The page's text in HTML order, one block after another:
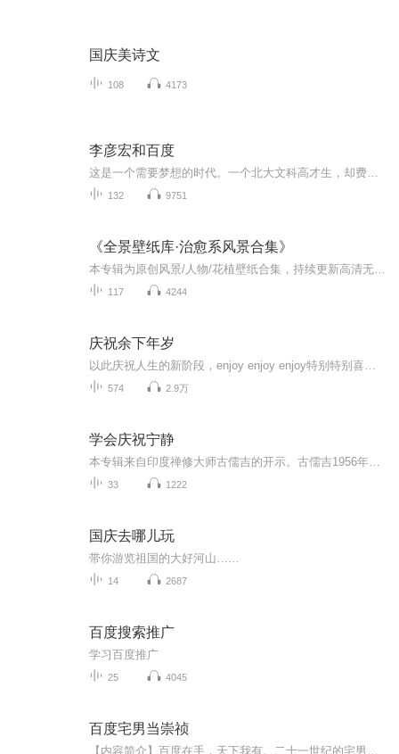
国庆美诗文
108 4173
李彦宏和百度
132 9751
《全景壁纸库·治愈系风景合集》
117 4244
庆祝余下年岁
574 2.9万
学会庆祝宁静
33 1222
国庆去哪儿玩
带你游览祖国的大好河山……
14 2687
百度搜索推广
学习百度推广
25 4045
百度宅男当崇祯